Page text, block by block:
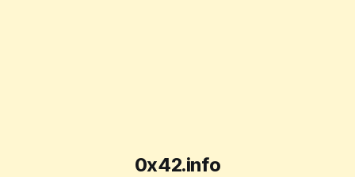
0x42.info